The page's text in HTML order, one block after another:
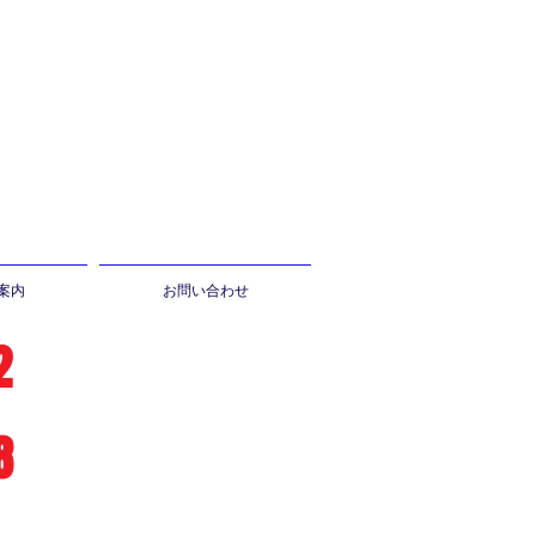
内 お問い合わせ